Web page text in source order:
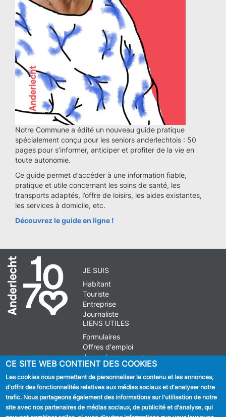
Notre Commune a édité un nouveau guide pratique
spécialement conçu pour les seniors anderlechtois : 50
pages pour s’informer, anticiper et profiter de la vie en
toute autonomie.
Ce guide permet d’accéder à une information fiable,
pratique et utile concernant les soins de santé, les
transports adaptés, l’offre de loisirs, les aides existantes,
les services à domicile, etc.
Découvrez le guide en ligne !
JE SUIS
Habitant
Touriste
Entreprise
Journaliste
LIENS UTILES
Formulaires
Offres d'emploi
Journal communal
Stationnement
SUIVEZ NOUS
Facebook
CE SITE WEB CONTIENT DES COOKIES
Les cookies nous permettent de personnaliser le contenu et les annonces,
d'offrir des fonctionnalités relatives aux médias sociaux et d'analyser notre
trafic. Nous partageons également des informations sur l'utilisation de notre
site avec nos partenaires de médias sociaux, de publicité et d'analyse, qui